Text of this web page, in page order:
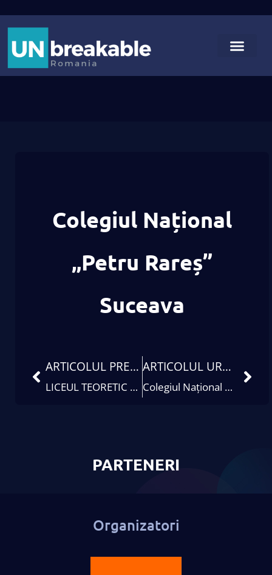
Colegiul Național
„Petru Rareș”
Suceava
ARTICOLUL PRECEDENT
LICEUL TEORETIC „MIHAIL SEBASTIAN” BRĂILA
ARTICOLUL URMĂTOR
Colegiul Național Dragoș Vodă
PARTENERI
Organizatori